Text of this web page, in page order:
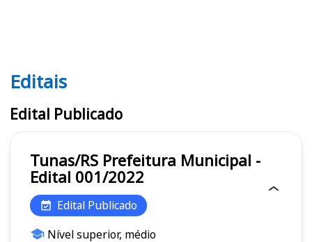
Editais
Editais
Edital Publicado
Tunas/RS Prefeitura Municipal -
Edital 001/2022
Edital Publicado
Nível superior, médio